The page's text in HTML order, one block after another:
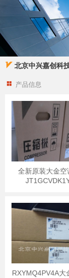
北京中兴嘉创科
产品信息
全新原装大金空
RXYMQ4PV4A大